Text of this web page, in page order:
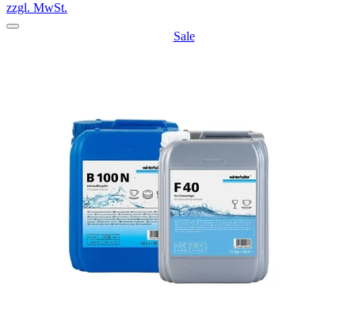
zzgl. MwSt.
Sale